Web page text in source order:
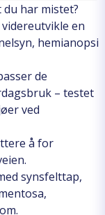
har mistet?
en
hemianopsi
de
– testet
ved
å for
synsfelttap,